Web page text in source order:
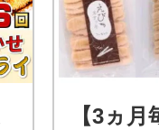
【3ヵ